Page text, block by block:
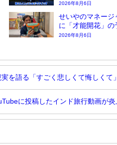
2026年8月6日
せいやのマネージ
に「才能開花」の
2026年8月6日
を語る「すごく悲しくて悔しくて」
に投稿したインド旅行動画が